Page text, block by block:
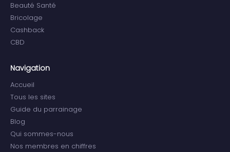
Beauté Santé
Bricolage
Cashback
CBD
Navigation
Accueil
Tous les sites
Guide du parrainage
Blog
Qui sommes-nous
Nos membres en chiffres